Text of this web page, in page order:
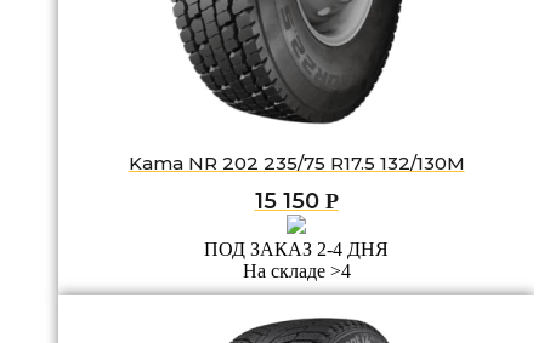
Kama NR 202 235/75 R17.5 132/130M
15 150 Р
ПОД ЗАКАЗ 2-4 ДНЯ
На складе >4